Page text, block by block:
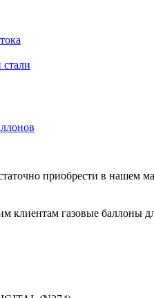
приобрести в нашем
газовые баллоны